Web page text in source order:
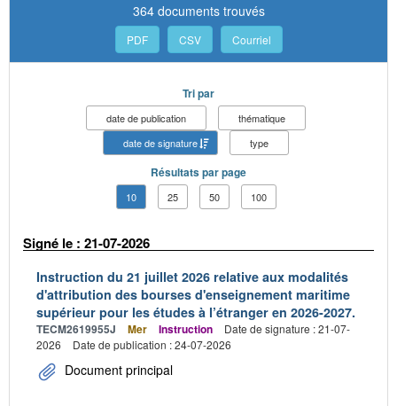
364 documents trouvés
PDF CSV Courriel
Tri par
date de publication
thématique
date de signature
type
Résultats par page
10 25 50 100
Signé le : 21-07-2026
Instruction du 21 juillet 2026 relative aux modalités
d'attribution des bourses d'enseignement maritime
supérieur pour les études à l’étranger en 2026-2027.
TECM2619955J Mer Instruction
Date de signature : 21-07-
2026
Date de publication : 24-07-2026
Document principal